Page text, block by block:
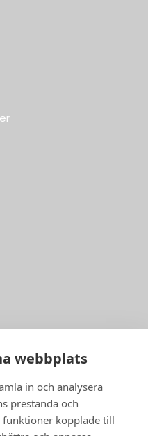
webbplats
in och analysera
prestanda och
kopplade till